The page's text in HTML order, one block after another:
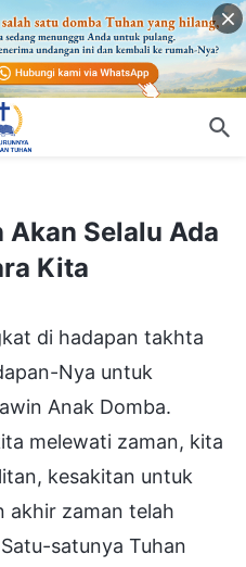
di antara Kita
Selalu Ada
Kita
di hadapan takhta
Nya untuk
Anak Domba.
melewati zaman, kita
kesakitan untuk
akhir zaman telah
satunya Tuhan